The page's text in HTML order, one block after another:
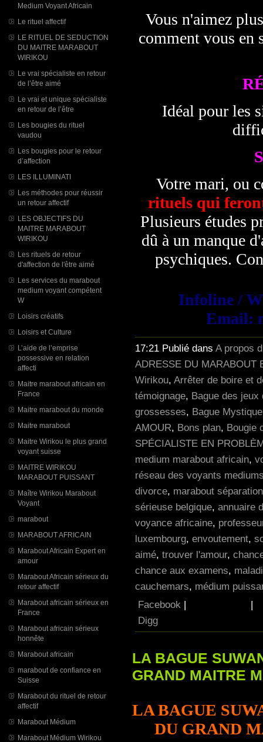
Medium Voyant Africain
Le rituel affectif
LE RITUEL DE SEDUCTION
DU MAITRE MARABOUT
WIRIKOU
Le vrai spécialiste en retour
de l’être aimé
Le vrai et unique spécialiste
en retour de l’être
Les bougies du rituel
vaudou
Les bougies pour le retour
d’affection
LES ILLUMINATI
Les méthodes pour réussir
un retour affectif
LES OBJECTIFS DU
MAITRE MARABOUT
WIRIKOU
Les rituels de retour
d'affection de l'être aimé
Les services du marabout
medium voyant compétent
W
Loisirs créatifs
Loisirs et Culture
L’aide de l’emprise
possessive en relation
affecti
Maitre marabout africain en
France
Maitre marabout du monde
Maitre marabout
Maitre Wirikou le plus grand
voyant suisse
MAITRE WIRIKOU
MARABOUT PUISSANT
Maître Wirikou Marabout
Voyant
marabout
MARABOUT AFRICAIN
Marabout Africain Expert en
amour
Marabout Africain sérieux du
retour affectif
Marabout africain sérieux en
France
Marabout africain sérieux
honnête
Marabout africain
marabout de confiance en
Suisse
Marabout du rituel de retour
affectif
Marabout Médium
Marabout Médium Wirikou
Vous n'aimez
comment vous en
Idéal pour les
Votre mari, ou
rituels qui
Plusieurs études
dû à un manque
psychiques.
Infoline /
Email:
17:21 Publié dans A propos
ADRESSE DU MARABOUT
Wirikou, Arrêter de boire et
témoignage, Bague des jeux
grossesses, Bague
AMOUR, Bons plan, Bougie
SPÉCIALISTE EN
medium marabout africain,
réseau des voyants
divorce, marabout séparation
sérieuse belgique, annuaire
voyance africaine,
luxembourg, envoutement,
aimé, trouver l'amour,
chance aux examens,
cauchemars, médium
Facebook |
|
Digg
LA BAGUE
GRAND MAITRE
LA BAGUE
DU GRAND